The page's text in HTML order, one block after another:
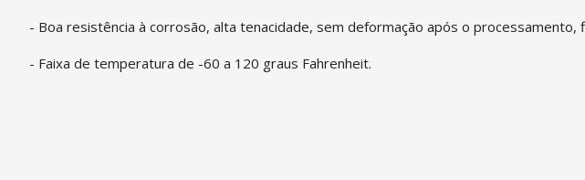
- Boa resistência à corrosão, alta tenacidade, sem deformação após o
- Faixa de temperatura de -60 a 120 graus Fahrenheit.